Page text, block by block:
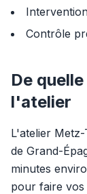
Contrôle
De
l'atelier
L'atelier
de Grand-
minutes
pour faire vos